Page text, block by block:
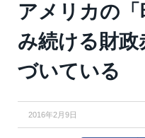
アメリカの「
み続ける財政
づいている
2016年2月9日